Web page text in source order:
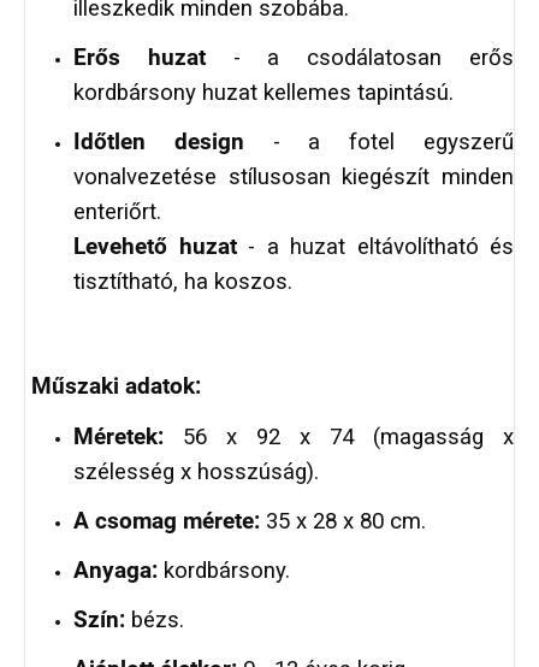
illeszkedik minden szobába.
Erős huzat- a csodálatosan erős
kordbársony huzat kellemes tapintású.
Időtlen design - a fotel egyszerű
vonalvezetése stílusosan kiegészít minden
enteriőrt.
Levehető huzat- a huzat eltávolítható és
tisztítható, ha koszos.
Műszaki adatok:
Méretek: 56 x 92 x 74 (magasság x
szélesség x hosszúság).
A csomag mérete: 35 x 28 x 80 cm.
Anyaga: kordbársony.
Szín: bézs.